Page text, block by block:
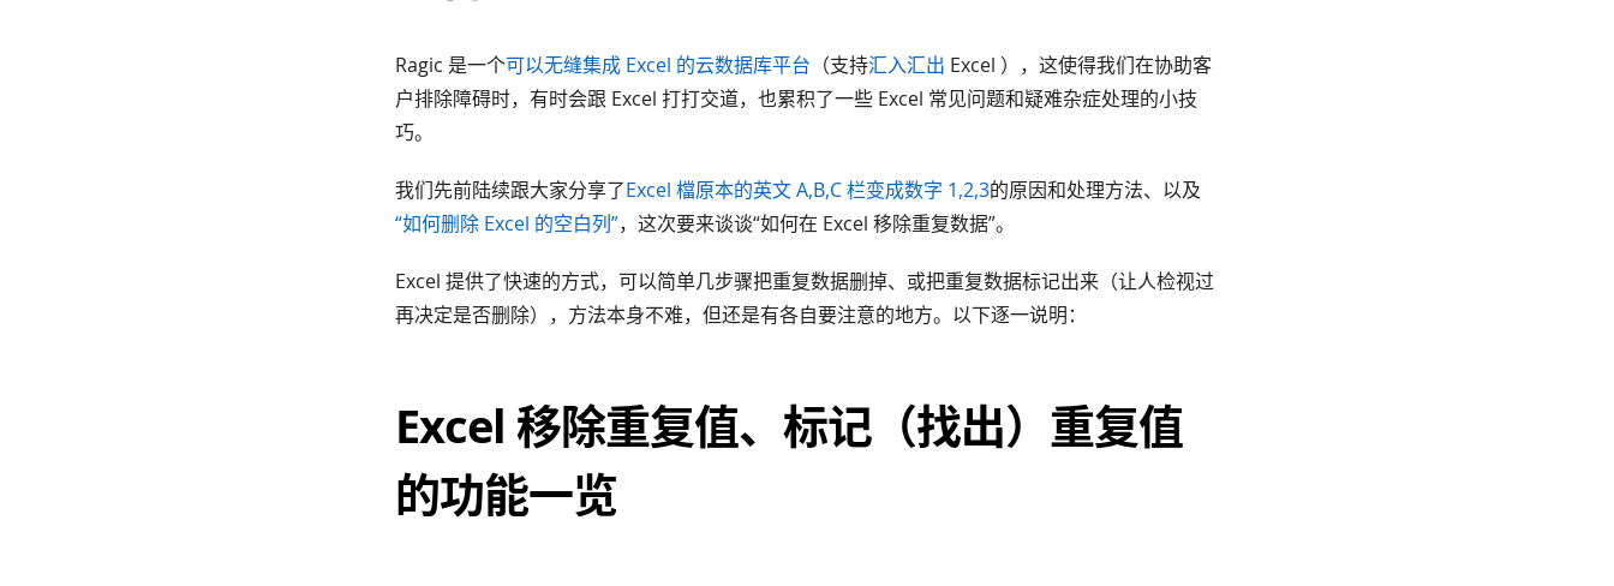
Ragic 是一个可以无缝集成 Excel 的云数据库平台 （支持汇入汇出 Excel ），这使得我们在协助客
户排除障碍时，有时会跟 Excel 打打交道，也累积了一些 Excel 常见问题和疑难杂症处理的小技
巧。
我们先前陆续跟大家分享了Excel 檔原本的英文 A,B,C 栏变成数字 1,2,3的原因和处理方法、以及
“如何删除 Excel 的空白列”，这次要来谈谈“如何在 Excel 移除重复数据”。
Excel 提供了快速的方式，可以简单几步骤把重复数据删掉、或把重复数据标记出来（让人检视过
再决定是否删除），方法本身不难，但还是有各自要注意的地方。以下逐一说明：
Excel 移除重复值、标记（找出）重复值
的功能一览